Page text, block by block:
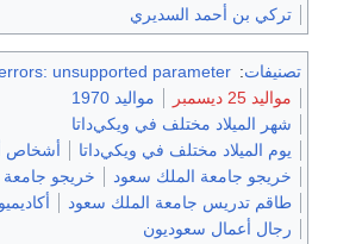
أحمد السديري
CS1 errors: unsupported parameter
مواليد 1970
مختلف في ويكي‌داتا
مختلف في ويكي‌داتا
أشخاص أحياء
الملك سعود
خريجو جامعة أكسفورد
جامعة الملك سعود
أكاديميون سعوديون
سعوديون